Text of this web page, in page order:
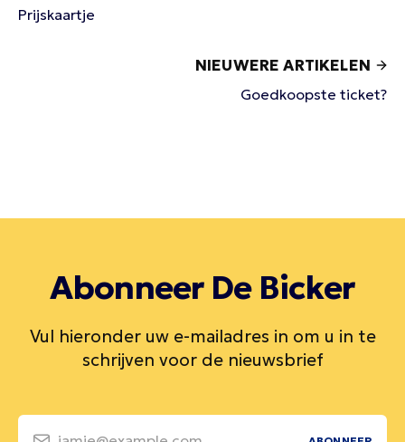
Prijskaartje
NIEUWERE ARTIKELEN
Goedkoopste ticket?
Abonneer De Bicker
Vul hieronder uw e-mailadres in om u in te
schrijven voor de nieuwsbrief